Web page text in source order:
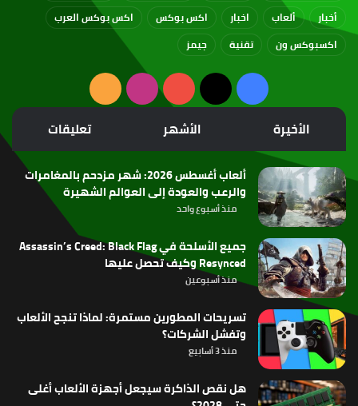
أخبار
ألعاب اخبار اكس بوكس
اكس بوكس العرب
اكسبوكس ون
تقنية جيمز
فيسبوك
‫X
‫YouTubeانستقرامملخص
الموقع
RSS
الأخيرة الأشهر تعليقات
ألعاب أغسطس 2026: شهر مزدحم بالمغامرات
والرعب والعودة إلى العوالم الشهيرة
منذ أسبوع واحد
جميع الأسلحة في Assassin’s Creed: Black Flag
Resynced وكيف تحصل عليها
منذ أسبوعين
تسريحات المطورين مستمرة: لماذا تنجح الألعاب
وتفشل الشركات؟
منذ 3 أسابيع
هل نقص الذاكرة سيجعل أجهزة الألعاب أغلى